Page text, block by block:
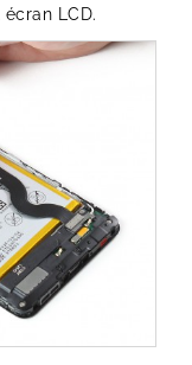
LCD.